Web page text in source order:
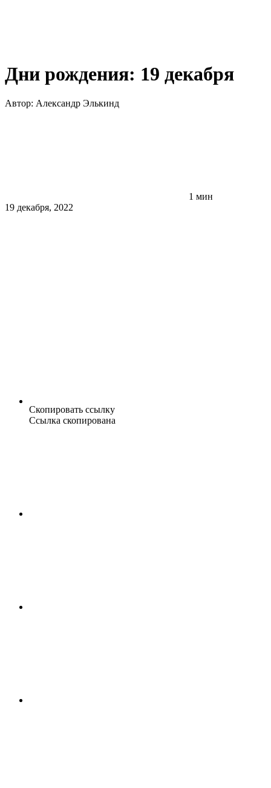
Дни рождения: 19 декабря
Автор: Александр Элькинд
1 мин
19 декабря, 2022
Скопировать ссылку
Ссылка скопирована